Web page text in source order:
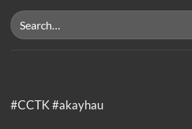
#CCTK #akayhau